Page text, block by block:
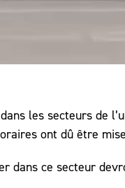
les secteurs de
ont dû être
dans ce secteur